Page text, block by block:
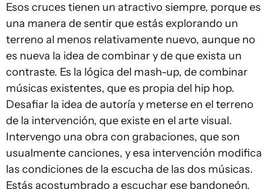
Esos cruces tienen un atractivo siempre, porque es
una manera de sentir que estás explorando un
terreno al menos relativamente nuevo, aunque no
es nueva la idea de combinar y de que exista un
contraste. Es la lógica del mash-up, de combinar
músicas existentes, que es propia del hip hop.
Desafiar la idea de autoría y meterse en el terreno
de la intervención, que existe en el arte visual.
Intervengo una obra con grabaciones, que son
usualmente canciones, y esa intervención modifica
las condiciones de la escucha de las dos músicas.
Estás acostumbrado a escuchar ese bandoneón,